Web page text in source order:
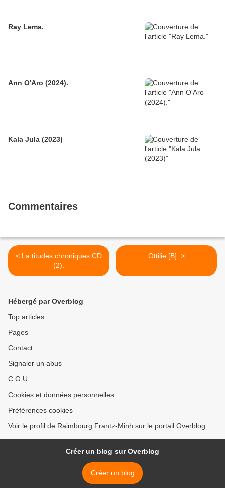
Ray Lema.
Ann O'Aro (2024).
Kala Jula (2023)
Commentaires
< La.titudes chroniques CD
(2).
Ottilie [B]. >
Hébergé par Overblog
Top articles
Pages
Contact
Signaler un abus
C.G.U.
Cookies et données personnelles
Préférences cookies
Voir le profil de Raimbourg Frantz-Minh sur le portail Overblog
Créer un blog sur Overblog
Créer un blog